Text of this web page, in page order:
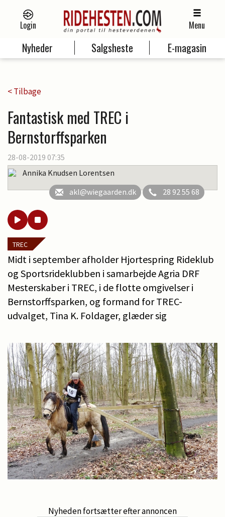
Login Menu
Nyheder Salgsheste E-magasin
< Tilbage
Fantastisk med TREC i
Bernstorffsparken
28-08-2019 07:35
Annika Knudsen Lorentsen
akl@wiegaarden.dk
28 92 55 68
TREC
Midt i september afholder Hjortespring Rideklub
og Sportsrideklubben i samarbejde Agria DRF
Mesterskaber i TREC, i de flotte omgivelser i
Bernstorffsparken, og formand for TREC-
udvalget, Tina K. Foldager, glæder sig
Nyheden fortsætter efter annoncen